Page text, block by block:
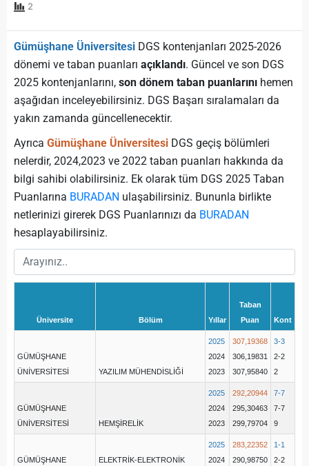
2
Gümüşhane Üniversitesi DGS kontenjanları 2025-2026
dönemi ve taban puanları açıklandı. Güncel ve son DGS
2025 kontenjanlarını, son dönem taban puanlarını hemen
aşağıdan inceleyebilirsiniz. DGS Başarı sıralamaları da
yakın zamanda güncellenecektir.
Ayrıca Gümüşhane Üniversitesi DGS geçiş bölümleri
nelerdir, 2024,2023 ve 2022 taban puanları hakkında da
bilgi sahibi olabilirsiniz. Ek olarak tüm DGS 2025 Taban
Puanlarına BURADAN ulaşabilirsiniz. Bununla birlikte
netlerinizi girerek DGS Puanlarınızı da BURADAN
hesaplayabilirsiniz.
Üniversite Bölüm Yıllar
Taban
Puan
Kont
GÜMÜŞHANE
ÜNİVERSİTESİ
YAZILIM MÜHENDİSLİĞİ
2025
2024
2023
307,19368
306,19831
307,95840
3-3
2-2
2
GÜMÜŞHANE
ÜNİVERSİTESİ
HEMŞİRELİK
2025
2024
2023
292,20944
295,30463
299,79704
7-7
7-7
9
GÜMÜŞHANE
ELEKTRİK-ELEKTRONİK
2025
2024
283,22352
290,98750
1-1
2-2